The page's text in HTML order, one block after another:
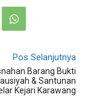
Pos Selanjutnya
Barang Bukti
& Santunan
Kejari Karawang